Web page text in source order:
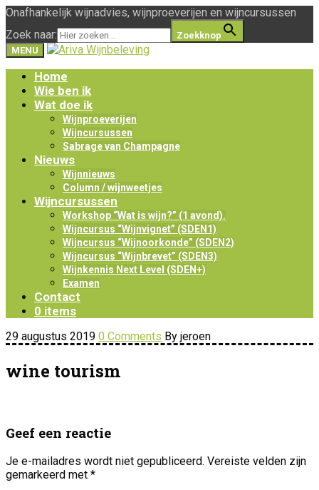
Onafhankelijk wijnadvies, wijnproeverijen en wijncursussen
Zoek naar:
Zoekknop
MENU
Home
Wie ben ik
Wat doe ik
Wijnproeverijen
Wijncursussen
Sabrage van Champagne
Nieuws
Wijnnieuws
Column / wijnweetjes
Wijncursussen
Workshop “Wat is wijn?” (1 avond).
Wijncursus “Wijnvignet” (SDEN1)
Wijncursus “Wijnoorkonde” (SDEN2)
Wijncursus “Wijnbrevet” (SDEN3)
Wijnkennis Next Level (SDEN+)
Examen
Contact
0 items
29 augustus 2019 0 Comments By jeroen
wine tourism
Geef een reactie
Je e-mailadres wordt niet gepubliceerd. Vereiste velden zijn
gemarkeerd met *